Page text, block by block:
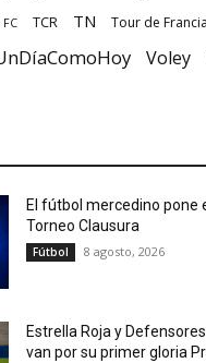
FC TCR TN Tour de Francia
Voley
El fútbol mercedino pone
Torneo Clausura
Fútbol 8 agosto, 2026
Estrella Roja y
van por su primer gloria